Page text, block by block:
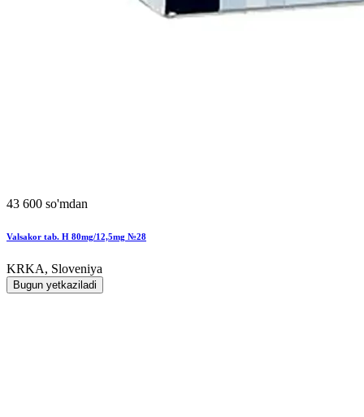
43 600 so'mdan
Valsakor tab. H 80mg/12,5mg №28
KRKA, Sloveniya
Bugun yetkaziladi